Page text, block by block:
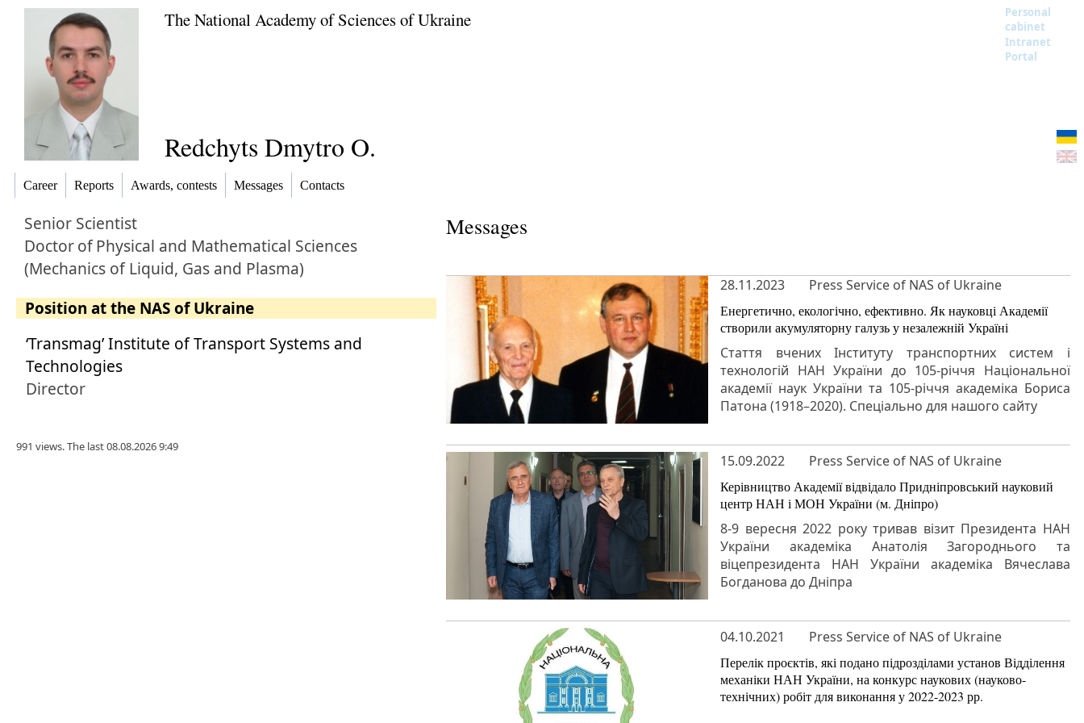
The National Academy of Sciences of Ukraine
Personal
cabinet
Intranet
Portal
Redchyts Dmytro O.
Career Reports Awards, contests Messages Contacts
Senior Scientist
DoctorofPhysical and Mathematical Sciences
(Mechanics of Liquid, Gas and Plasma)
Position at the NAS of Ukraine
‘Transmag’ Institute of Transport Systems and
Technologies
Director
991 views. The last 08.08.2026 9:49
Messages
28.11.2023 Press Service of NAS of Ukraine
Енергетично, екологічно, ефективно. Як науковці Академії
створили акумуляторну галузь у незалежній Україні
Стаття вчених Інституту транспортних систем і
технологій НАН України до 105-річчя Національної
академії наук України та 105-річчя академіка Бориса
Патона (1918–2020). Спеціально для нашого сайту
15.09.2022 Press Service of NAS of Ukraine
Керівництво Академії відвідало Придніпровський науковий
центр НАН і МОН України (м. Дніпро)
8-9 вересня 2022 року тривав візит Президента НАН
України академіка Анатолія Загороднього та
віцепрезидента НАН України академіка Вячеслава
Богданова до Дніпра
04.10.2021 Press Service of NAS of Ukraine
Перелік проєктів, які подано підрозділами установ Відділення
механіки НАН України, на конкурс наукових (науково-
технічних) робіт для виконання у 2022-2023 рр.